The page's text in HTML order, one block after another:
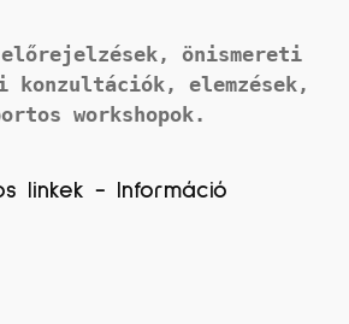
önismereti
workshopok.
linkek - Információ